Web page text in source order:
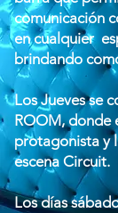
comunicación
en cualquier
brindando
Los Jueves se
ROOM, donde
protagonista y
escena Circuit.
Los días